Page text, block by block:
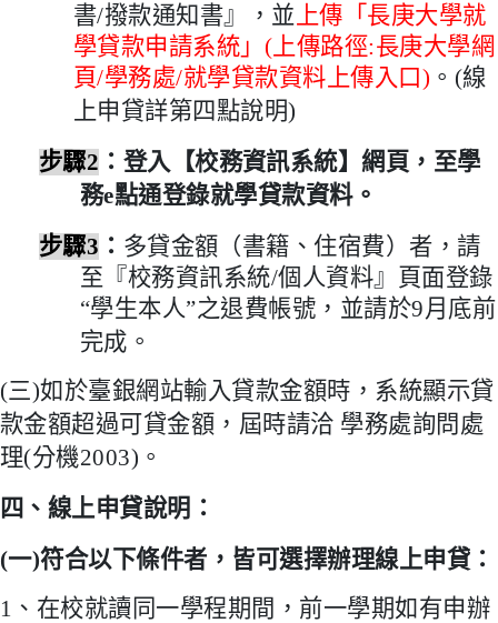
書/撥款通知書』，並 上傳「長庚大學就
學貸款申請系統」 ( 上傳路徑:長庚大學網
頁/學務處/就學貸款資料上傳入口 ) 。 (線
上申貸詳第四點說明)
步驟2 ：登入【校務資訊系統】網頁，至學
務e點通登錄就學貸款資料。
步驟3 ： 多貸金額（書籍、住宿費）者，請
至『校務資訊系統/個人資料』頁面登錄
“學生本人”之退費帳號，並請於9月底前
完成。
(三)如於臺銀網站輸入貸款金額時，系統顯示貸
款金額超過可貸金額，屆時請洽 學務處詢問處
理(分機2003) 。
四、線上申貸說明：
(一)符合以下條件者，皆可選擇辦理線上申貸：
1 、在校就讀同一學程期間，前一學期如有申辦